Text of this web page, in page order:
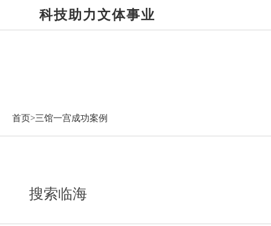
科技助力文体事业
首页>三馆一宫成功案例
搜索临海